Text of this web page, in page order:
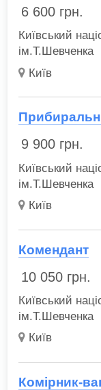
6 600 грн.
Київський
ім.Т.Шевченка
Київ
9 900 грн.
Київський
ім.Т.Шевченка
Київ
Комендант
10 050 грн.
Київський
ім.Т.Шевченка
Київ
Комірник-